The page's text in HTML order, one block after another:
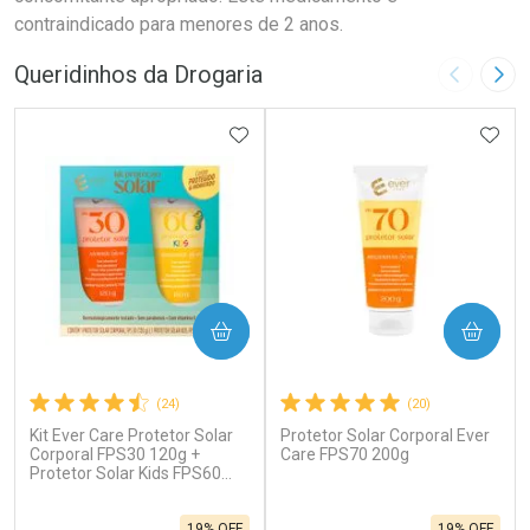
contraindicado para menores de 2 anos.
Queridinhos da Drogaria Imagem
(24)
Kit Ever Care Protetor Solar
Corporal FPS30 120g +
Protetor Solar Kids FPS60
ADICIONAR AOS FAVORITOS
COMPRAR
(20)
Protetor Solar Corporal Ever
Care FPS70 200g
COMPRAR